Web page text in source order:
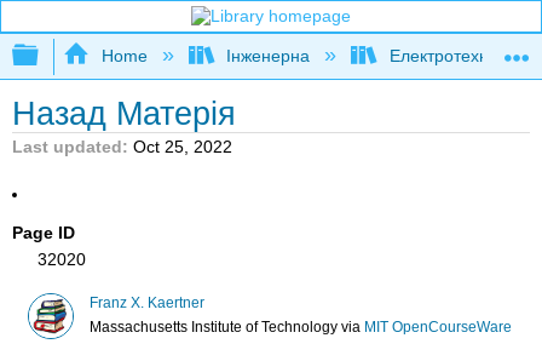
Expand/collapse global hierarchy
Home Інженерна Електротехніка
Назад Матерія
Last updated Oct 25, 2022
Page ID
32020
Franz X. Kaertner
Massachusetts Institute of Technologyvia MIT OpenCourseWare